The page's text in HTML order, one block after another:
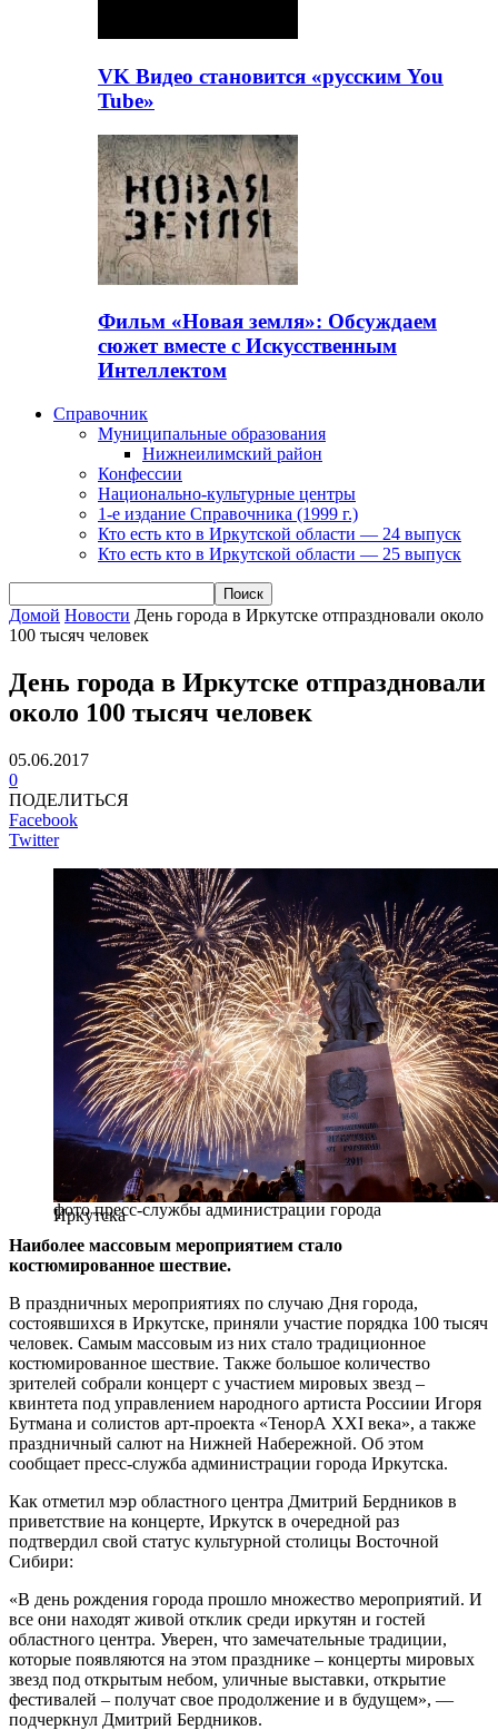
VK Видео становится «русским You
Tube»
Фильм «Новая земля»: Обсуждаем
сюжет вместе с Искусственным
Интеллектом
Справочник
Муниципальные образования
Нижнеилимский район
Конфессии
Национально-культурные центры
1-е издание Справочника (1999 г.)
Кто есть кто в Иркутской области — 24 выпуск
Кто есть кто в Иркутской области — 25 выпуск
Домой Новости День города в Иркутске отпраздновали около
100 тысяч человек
День города в Иркутске отпраздновали
около 100 тысяч человек
05.06.2017
0
ПОДЕЛИТЬСЯ
Facebook
Twitter
фото пресс-службы администрации города
Иркутска
Наиболее массовым мероприятием стало
костюмированное шествие.
В праздничных мероприятиях по случаю Дня города,
состоявшихся в Иркутске, приняли участие порядка 100 тысяч
человек. Самым массовым из них стало традиционное
костюмированное шествие. Также большое количество
зрителей собрали концерт с участием мировых звезд –
квинтета под управлением народного артиста Россиии Игоря
Бутмана и солистов арт-проекта «ТенорА XXI века», а также
праздничный салют на Нижней Набережной. Об этом
сообщает пресс-служба администрации города Иркутска.
Как отметил мэр областного центра Дмитрий Бердников в
приветствие на концерте, Иркутск в очередной раз
подтвердил свой статус культурной столицы Восточной
Сибири:
«В день рождения города прошло множество мероприятий. И
все они находят живой отклик среди иркутян и гостей
областного центра. Уверен, что замечательные традиции,
которые появляются на этом празднике – концерты мировых
звезд под открытым небом, уличные выставки, открытие
фестивалей – получат свое продолжение и в будущем», —
подчеркнул Дмитрий Бердников.